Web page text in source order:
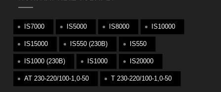
IS7000 IS5000 IS8000 IS10000
IS15000 IS550 (230В) IS550
IS1000 (230В) IS1000 IS20000
АТ 230-220/100-1,0-50 T 230-220/100-1,0-50